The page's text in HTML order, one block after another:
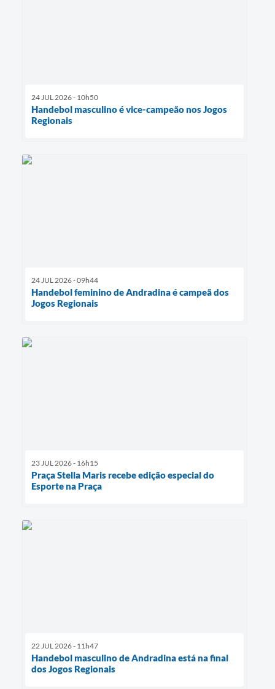
24 JUL 2026 - 10h50
Handebol masculino é vice-campeão nos Jogos
Regionais
24 JUL 2026 - 09h44
Handebol feminino de Andradina é campeã dos
Jogos Regionais
23 JUL 2026 - 16h15
Praça Stella Maris recebe edição especial do
Esporte na Praça
22 JUL 2026 - 11h47
Handebol masculino de Andradina está na final
dos Jogos Regionais